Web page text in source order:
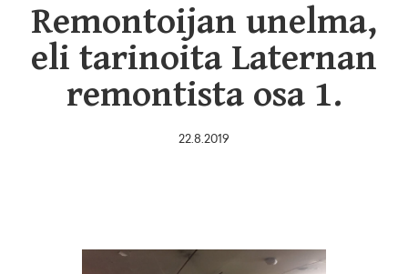
Remontoijan unelma,
eli tarinoita Laternan
remontista osa 1.
22.8.2019